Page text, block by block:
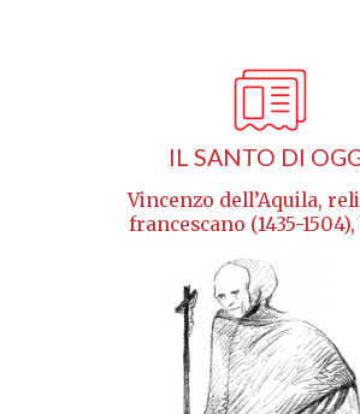
IL SANTO DI
Vincenzo dell’Aquila,
francescano (1435-